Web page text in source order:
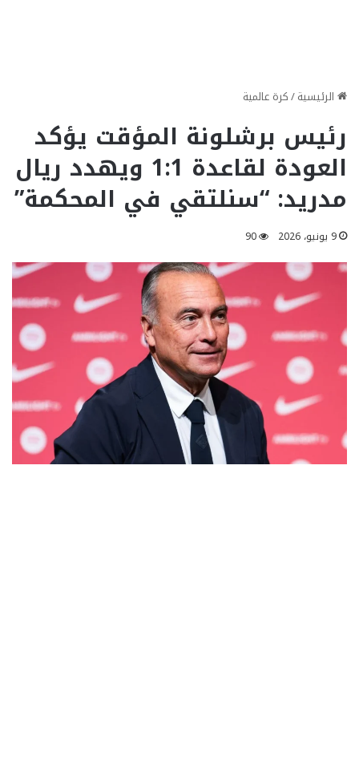
الرئيسية/كرة عالمية
رئيس برشلونة المؤقت يؤكد
العودة لقاعدة 1:1 ويهدد ريال
مدريد: “سنلتقي في المحكمة”
9 يونيو، 2026 90